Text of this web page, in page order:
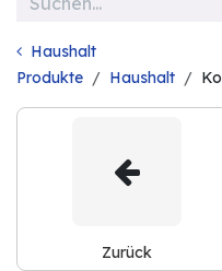
Haushalt
Produkte
Haushalt
Zurück